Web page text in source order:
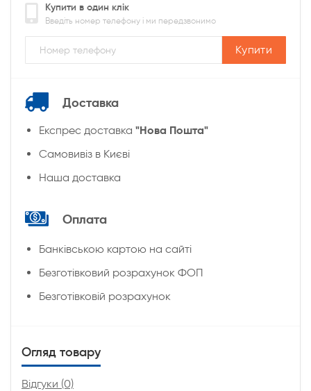
Купити в один клік
Введіть номер телефону і ми передзвонимо
Купити
Доставка
Експрес доставка "Нова Пошта"
Cамовивіз в Києві
Наша доставка
Оплата
Банківською картою на сайті
Безготівковий розрахунок ФОП
Безготівковій розрахунок
Огляд товару
Відгуки (0)